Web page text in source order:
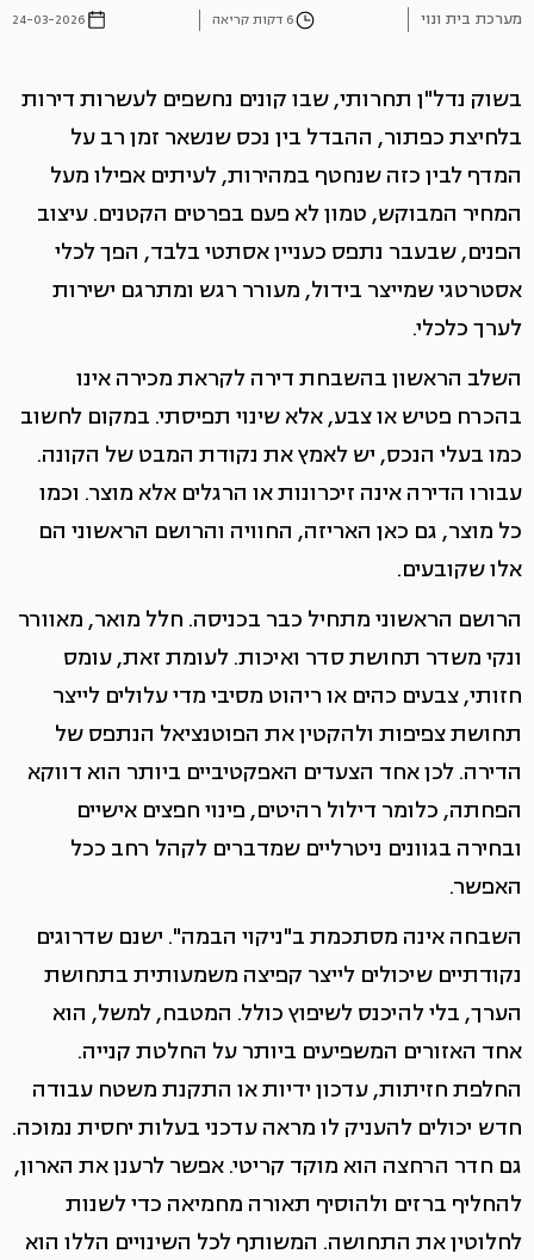
מערכת בית ונוי 6 דקות קריאה 24-03-2026
בשוק נדל"ן תחרותי, שבו קונים נחשפים לעשרות דירות
בלחיצת כפתור, ההבדל בין נכס שנשאר זמן רב על
המדף לבין כזה שנחטף במהירות, לעיתים אפילו מעל
המחיר המבוקש, טמון לא פעם בפרטים הקטנים. עיצוב
הפנים, שבעבר נתפס כעניין אסתטי בלבד, הפך לכלי
אסטרטגי שמייצר בידול, מעורר רגש ומתרגם ישירות
לערך כלכלי.
השלב הראשון בהשבחת דירה לקראת מכירה אינו
בהכרח פטיש או צבע, אלא שינוי תפיסתי. במקום לחשוב
כמו בעלי הנכס, יש לאמץ את נקודת המבט של הקונה.
עבורו הדירה אינה זיכרונות או הרגלים אלא מוצר. וכמו
כל מוצר, גם כאן האריזה, החוויה והרושם הראשוני הם
אלו שקובעים.
הרושם הראשוני מתחיל כבר בכניסה. חלל מואר, מאוורר
ונקי משדר תחושת סדר ואיכות. לעומת זאת, עומס
חזותי, צבעים כהים או ריהוט מסיבי מדי עלולים לייצר
תחושת צפיפות ולהקטין את הפוטנציאל הנתפס של
הדירה. לכן אחד הצעדים האפקטיביים ביותר הוא דווקא
הפחתה, כלומר דילול רהיטים, פינוי חפצים אישיים
ובחירה בגוונים ניטרליים שמדברים לקהל רחב ככל
האפשר.
השבחה אינה מסתכמת ב"ניקוי הבמה". ישנם שדרוגים
נקודתיים שיכולים לייצר קפיצה משמעותית בתחושת
הערך, בלי להיכנס לשיפוץ כולל. המטבח, למשל, הוא
אחד האזורים המשפיעים ביותר על החלטת קנייה.
החלפת חזיתות, עדכון ידיות או התקנת משטח עבודה
חדש יכולים להעניק לו מראה עדכני בעלות יחסית נמוכה.
גם חדר הרחצה הוא מוקד קריטי. אפשר לרענן את הארון,
להחליף ברזים ולהוסיף תאורה מחמיאה כדי לשנות
לחלוטין את התחושה. המשותף לכל השינויים הללו הוא